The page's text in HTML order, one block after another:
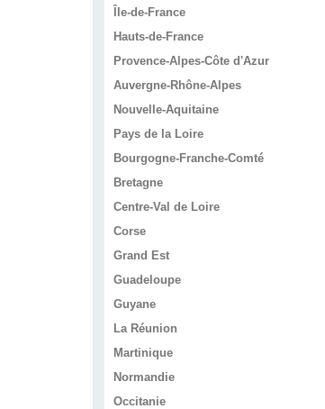
Île-de-France
Hauts-de-France
Provence-Alpes-Côte d'Azur
Auvergne-Rhône-Alpes
Nouvelle-Aquitaine
Pays de la Loire
Bourgogne-Franche-Comté
Bretagne
Centre-Val de Loire
Corse
Grand Est
Guadeloupe
Guyane
La Réunion
Martinique
Normandie
Occitanie